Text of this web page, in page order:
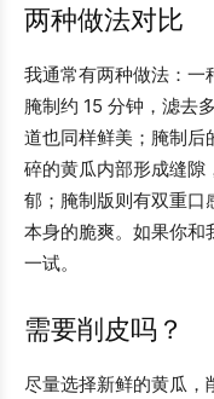
两种做法对比
我通常有两种做法：一
腌制约 15 分钟，滤去
道也同样鲜美；腌制后
碎的黄瓜内部形成缝隙
郁；腌制版则有双重口
本身的脆爽。如果你和
一试。
需要削皮吗？
尽量选择新鲜的黄瓜，